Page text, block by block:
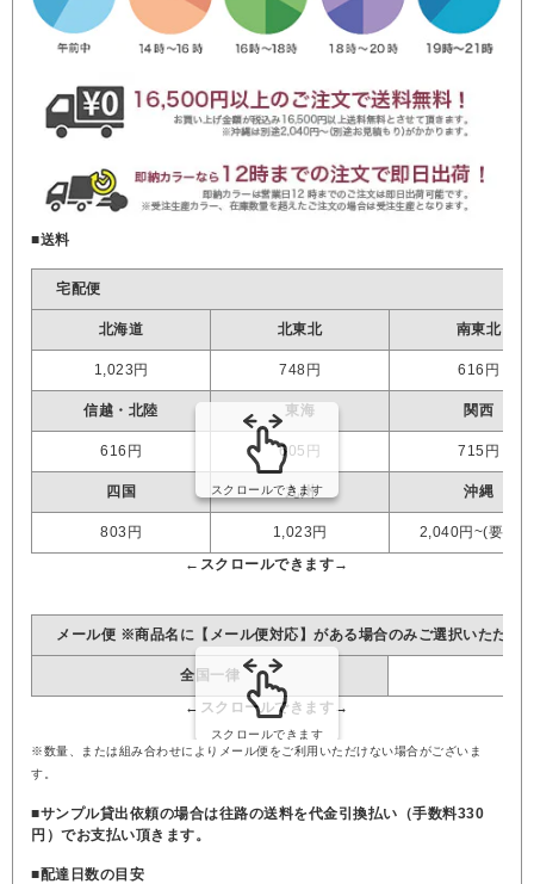
■送料
宅配便
北海道 北東北 南東北
1,023円 748円 616円
信越・北陸 東海 関西
616円 605円 715円
四国 九州 沖縄
803円 1,023円 2,040円~(要見
メール便 ※商品名に【メール便対応】がある場合のみご選択いただけ
全国一律
※数量、または組み合わせによりメール便をご利用いただけない場合がございま
す。
■サンプル貸出依頼の場合は往路の送料を代金引換払い（手数料330
円）でお支払い頂きます。
■配達日数の目安